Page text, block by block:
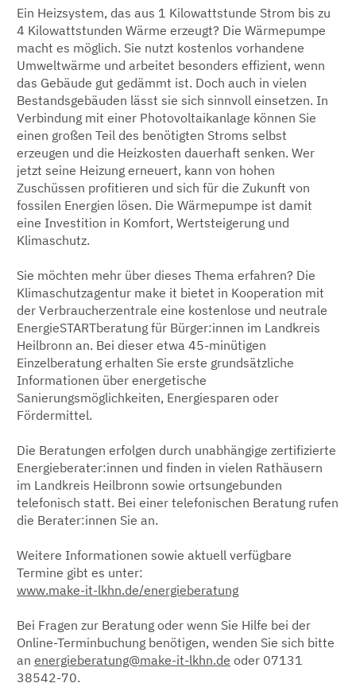
Ein Heizsystem, das aus 1 Kilowattstunde Strom bis zu
4 Kilowattstunden Wärme erzeugt? Die Wärmepumpe
macht es möglich. Sie nutzt kostenlos vorhandene
Umweltwärme und arbeitet besonders effizient, wenn
das Gebäude gut gedämmt ist. Doch auch in vielen
Bestandsgebäuden lässt sie sich sinnvoll einsetzen. In
Verbindung mit einer Photovoltaikanlage können Sie
einen großen Teil des benötigten Stroms selbst
erzeugen und die Heizkosten dauerhaft senken. Wer
jetzt seine Heizung erneuert, kann von hohen
Zuschüssen profitieren und sich für die Zukunft von
fossilen Energien lösen. Die Wärmepumpe ist damit
eine Investition in Komfort, Wertsteigerung und
Klimaschutz.
Sie möchten mehr über dieses Thema erfahren? Die
Klimaschutzagentur make it bietet in Kooperation mit
der Verbraucherzentrale eine kostenlose und neutrale
EnergieSTARTberatung für Bürger:innen im Landkreis
Heilbronn an. Bei dieser etwa 45-minütigen
Einzelberatung erhalten Sie erste grundsätzliche
Informationen über energetische
Sanierungsmöglichkeiten, Energiesparen oder
Fördermittel.
Die Beratungen erfolgen durch unabhängige zertifizierte
Energieberater:innen und finden in vielen Rathäusern
im Landkreis Heilbronn sowie ortsungebunden
telefonisch statt. Bei einer telefonischen Beratung rufen
die Berater:innen Sie an.
Weitere Informationen sowie aktuell verfügbare
Termine gibt es unter:
www.make-it-lkhn.de/energieberatung
Bei Fragen zur Beratung oder wenn Sie Hilfe bei der
Online-Terminbuchung benötigen, wenden Sie sich bitte
an energieberatung@make-it-lkhn.de oder 07131
38542-70.